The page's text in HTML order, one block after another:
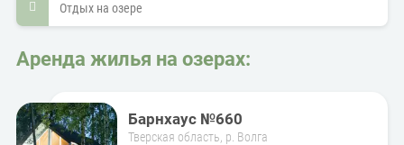
Отдых на озере
Аренда жилья на озерах:
Барнхаус №660
Тверская область, р. Волга